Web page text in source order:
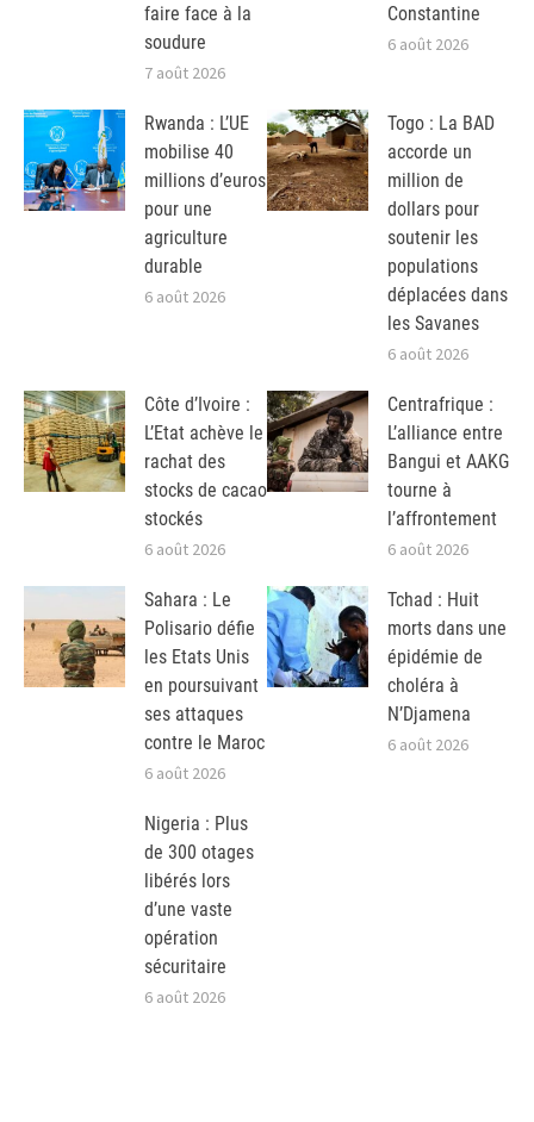
faire face à la
soudure
7 août 2026
Constantine
6 août 2026
Rwanda : L’UE
mobilise 40
millions d’euros
pour une
agriculture
durable
6 août 2026
Togo : La BAD
accorde un
million de
dollars pour
soutenir les
populations
déplacées dans
les Savanes
6 août 2026
Côte d’Ivoire :
L’Etat achève le
rachat des
stocks de cacao
stockés
6 août 2026
Centrafrique :
L’alliance entre
Bangui et AAKG
tourne à
l’affrontement
6 août 2026
Sahara : Le
Polisario défie
les Etats Unis
en poursuivant
ses attaques
contre le Maroc
6 août 2026
Tchad : Huit
morts dans une
épidémie de
choléra à
N’Djamena
6 août 2026
Nigeria : Plus
de 300 otages
libérés lors
d’une vaste
opération
sécuritaire
6 août 2026